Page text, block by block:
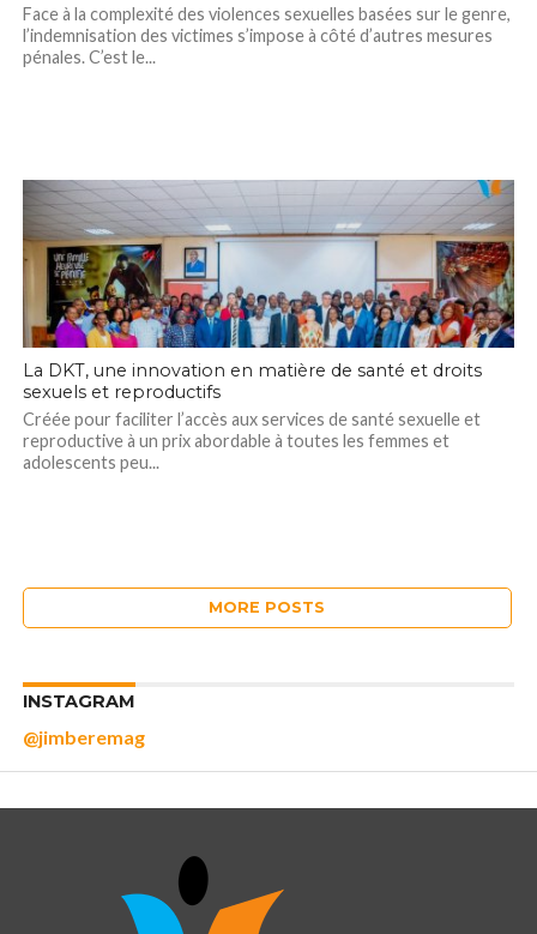
Face à la complexité des violences sexuelles basées sur le genre,
l’indemnisation des victimes s’impose à côté d’autres mesures
pénales. C’est le...
La DKT, une innovation en matière de santé et droits
sexuels et reproductifs
Créée pour faciliter l’accès aux services de santé sexuelle et
reproductive à un prix abordable à toutes les femmes et
adolescents peu...
MORE POSTS
INSTAGRAM
@jimberemag